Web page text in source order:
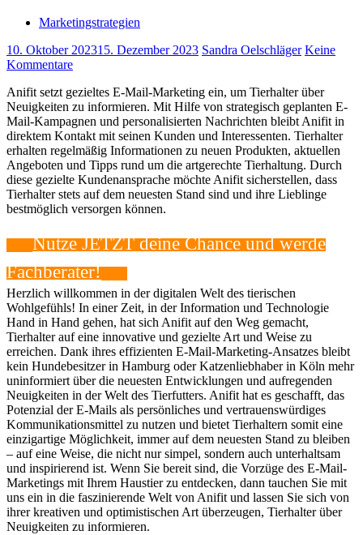
Marketingstrategien
10. Oktober 202315. Dezember 2023 Sandra Oelschläger Keine
Kommentare
Anifit setzt gezieltes E-Mail-Marketing ein, um Tierhalter über
Neuigkeiten zu informieren. Mit Hilfe von strategisch geplanten E-
Mail-Kampagnen und personalisierten Nachrichten bleibt Anifit in
direktem Kontakt mit seinen Kunden und Interessenten. Tierhalter
erhalten regelmäßig Informationen zu neuen Produkten, aktuellen
Angeboten und Tipps rund um die artgerechte Tierhaltung. Durch
diese gezielte Kundenansprache möchte Anifit sicherstellen, dass
Tierhalter stets auf dem neuesten Stand sind und ihre Lieblinge
bestmöglich versorgen können.
Nutze JETZT deine Chance und werde⁢
Fachberater!
Herzlich willkommen in der⁤ digitalen Welt des tierischen⁣
Wohlgefühls! In einer Zeit, in der Information und Technologie
Hand ‍in Hand gehen, hat ⁤sich Anifit auf den Weg gemacht,
Tierhalter‌ auf eine innovative und ‍gezielte Art und Weise zu
erreichen. Dank ihres effizienten⁤ E-Mail-Marketing-Ansatzes bleibt
kein Hundebesitzer ⁣in Hamburg oder​ Katzenliebhaber in ⁢Köln mehr
uninformiert über die neuesten Entwicklungen und aufregenden
Neuigkeiten in der Welt des ⁢Tierfutters. ⁤Anifit hat es​ geschafft, das
Potenzial‍ der E-Mails als persönliches und vertrauenswürdiges‍
Kommunikationsmittel zu nutzen und bietet Tierhaltern‍ somit eine
einzigartige ⁤Möglichkeit, immer ‌auf dem neuesten Stand ‌zu bleiben
– ​auf eine Weise, die nicht nur simpel, sondern auch ​unterhaltsam
und inspirierend ist. Wenn Sie bereit sind, die Vorzüge des ‌E-Mail-
Marketings​ mit Ihrem Haustier zu entdecken, dann ‌tauchen Sie mit
uns ein in die faszinierende Welt von Anifit und⁢ lassen Sie sich von
ihrer kreativen​ und ​optimistischen Art‍ überzeugen, Tierhalter über
Neuigkeiten zu​ informieren.